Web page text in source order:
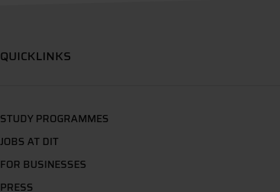
QUICKLINKS
STUDY PROGRAMMES
JOBS AT DIT
FOR BUSINESSES
PRESS